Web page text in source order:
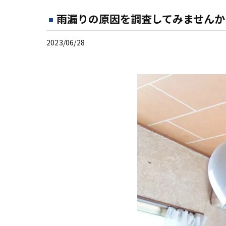
雨漏りの原因を調査してみません
2023/06/28